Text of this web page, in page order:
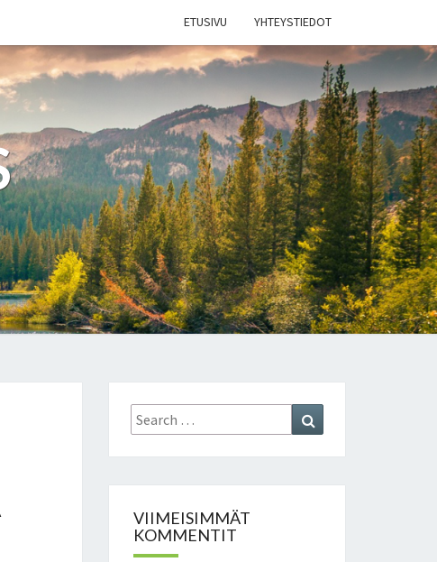
ETUSIVU YHTEYSTIEDOT
Search
for:
VIIMEISIMMÄT
KOMMENTIT